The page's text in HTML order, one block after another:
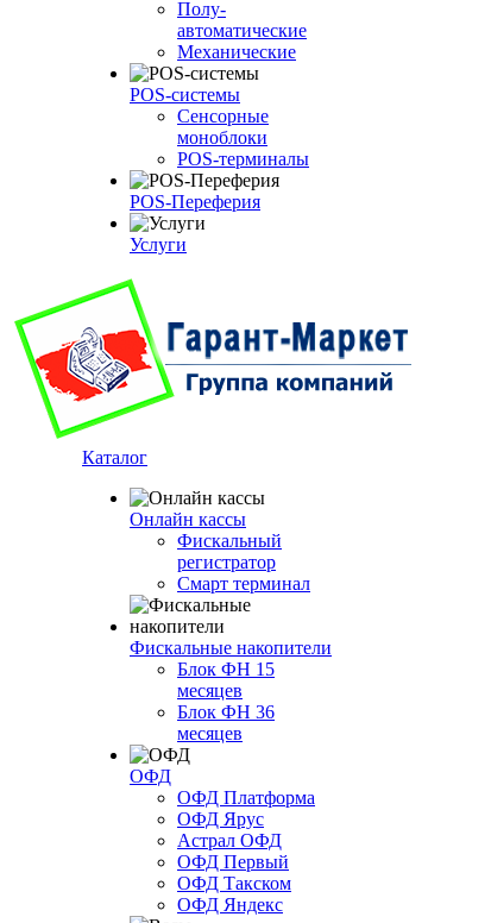
Полу-
автоматические
Механические
POS-системы
Сенсорные
моноблоки
POS-терминалы
POS-Переферия
Услуги
Каталог
Онлайн кассы
Фискальный
регистратор
Смарт терминал
Фискальные накопители
Блок ФН 15
месяцев
Блок ФН 36
месяцев
ОФД
ОФД Платформа
ОФД Ярус
Астрал ОФД
ОФД Первый
ОФД Такском
ОФД Яндекс